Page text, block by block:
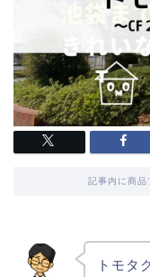
記事内に商品
トモタ